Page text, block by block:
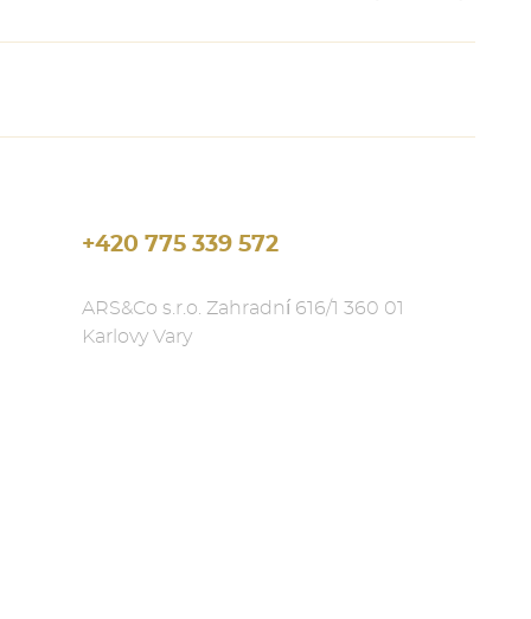
+420 775 339 572
ARS&Co s.r.o. Zahradní 616/1 360 01
Karlovy Vary